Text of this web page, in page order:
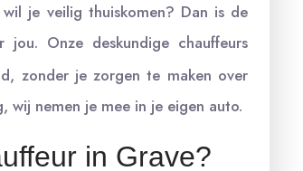
je veilig thuiskomen? Dan is de
Onze deskundige chauffeurs
zonder je zorgen te maken over
wij nemen je mee in je eigen auto.
in Grave?